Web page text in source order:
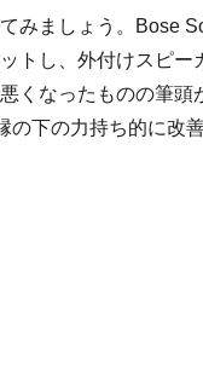
みましょう。Bose
トし、外付けスピー
くなったものの筆頭
の下の力持ち的に改